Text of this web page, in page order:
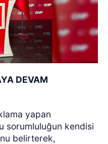
DEVAM
yapan
sorumluluğun kendisi
belirterek,